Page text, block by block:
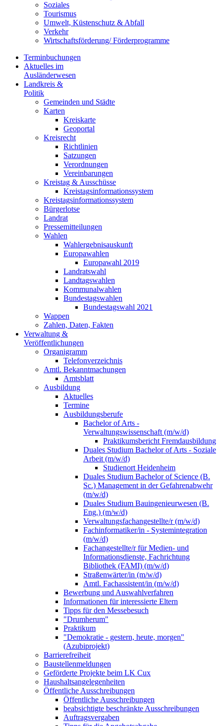
Soziales
Tourismus
Umwelt, Küstenschutz & Abfall
Verkehr
Wirtschaftsförderung/ Förderprogramme
Terminbuchungen
Aktuelles im
Ausländerwesen
Landkreis &
Politik
Gemeinden und Städte
Karten
Kreiskarte
Geoportal
Kreisrecht
Richtlinien
Satzungen
Verordnungen
Vereinbarungen
Kreistag & Ausschüsse
Kreistagsinformationssystem
Kreistagsinformationssystem
Bürgerlotse
Landrat
Pressemitteilungen
Wahlen
Wahlergebnisauskunft
Europawahlen
Europawahl 2019
Landratswahl
Landtagswahlen
Kommunalwahlen
Bundestagswahlen
Bundestagswahl 2021
Wappen
Zahlen, Daten, Fakten
Verwaltung &
Veröffentlichungen
Organigramm
Telefonverzeichnis
Amtl. Bekanntmachungen
Amtsblatt
Ausbildung
Aktuelles
Termine
Ausbildungsberufe
Bachelor of Arts -
Verwaltungswissenschaft (m/w/d)
Praktikumsbericht Fremdausbildung
Duales Studium Bachelor of Arts - Soziale
Arbeit (m/w/d)
Studienort Heidenheim
Duales Studium Bachelor of Science (B.
Sc.) Management in der Gefahrenabwehr
(m/w/d)
Duales Studium Bauingenieurwesen (B.
Eng.) (m/w/d)
Verwaltungsfachangestellte/r (m/w/d)
Fachinformatiker/in - Systemintegration
(m/w/d)
Fachangestellte/r für Medien- und
Informationsdienste, Fachrichtung
Bibliothek (FAMI) (m/w/d)
Straßenwärter/in (m/w/d)
Amtl. Fachassistent/in (m/w/d)
Bewerbung und Auswahlverfahren
Informationen für interessierte Eltern
Tipps für den Messebesuch
"Drumherum"
Praktikum
"Demokratie - gestern, heute, morgen"
(Azubiprojekt)
Barrierefreiheit
Baustellenmeldungen
Geförderte Projekte beim LK Cux
Haushaltsangelegenheiten
Öffentliche Ausschreibungen
Öffentliche Ausschreibungen
beabsichtigte beschränkte Ausschreibungen
Auftragsvergaben